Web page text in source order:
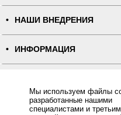
Мы используем файлы
разработанные нашими
специалистами и
НАШИ ВНЕДРЕНИЯ
ИНФОРМАЦИЯ
ПОЛНАЯ ВЕРСИЯ